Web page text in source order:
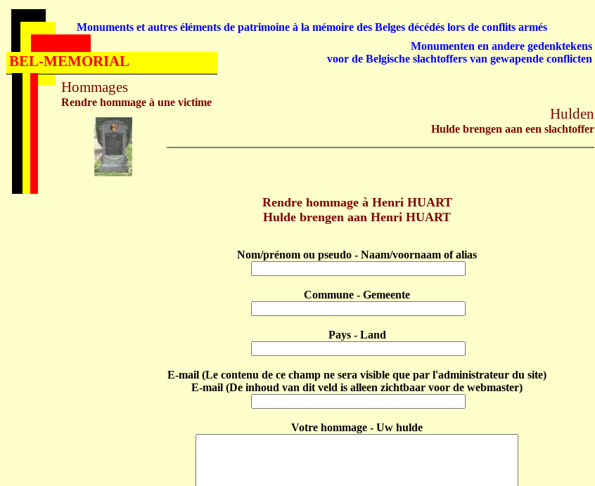
Rendre hommage à Henri HUART
Hulde brengen aan Henri HUART
Nom/prénom ou pseudo - Naam/voornaam of alias
Commune - Gemeente
Pays - Land
E-mail (Le contenu de ce champ ne sera visible que par l'administrateur du site)
E-mail (De inhoud van dit veld is alleen zichtbaar voor de webmaster)
Votre hommage - Uw hulde
Hommages
Rendre hommage à une victime
Hulden
Hulde brengen aan een slachtoffer
Monuments et autres éléments de patrimoine à la mémoire des Belges décédés lors de conflits armés
Monumenten en andere gedenktekens
voor de Belgische slachtoffers van gewapende conflicten
BEL-MEMORIAL